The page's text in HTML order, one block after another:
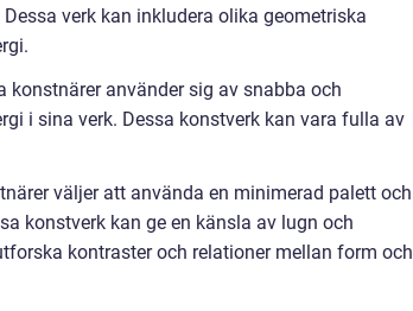
verk kan inkludera olika geometriska
använder sig av snabba och
i sina verk. Dessa konstverk kan vara fulla av
väljer att använda en minimerad palett och
konstverk kan ge en känsla av lugn och
kontraster och relationer mellan form och